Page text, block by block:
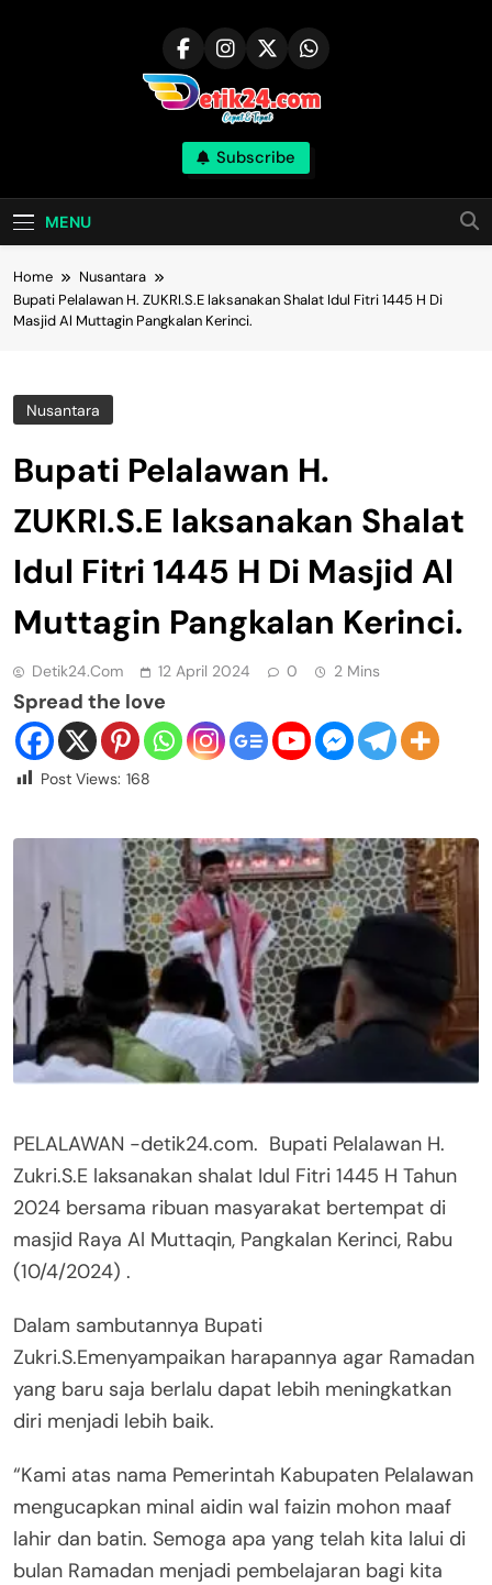
Subscribe
MENU
Home
Nusantara
Bupati Pelalawan H. ZUKRI.S.E laksanakan Shalat Idul Fitri 1445 H Di
Masjid Al Muttagin Pangkalan Kerinci.
Nusantara
Bupati Pelalawan H.
ZUKRI.S.E laksanakan Shalat
Idul Fitri 1445 H Di Masjid Al
Muttagin Pangkalan Kerinci.
Detik24.com 12 April 2024 0 2 Mins
Spread the love
Post Views: 168
PELALAWAN -detik24.com. Bupati Pelalawan H.
Zukri.S.E laksanakan shalat Idul Fitri 1445 H Tahun
2024 bersama ribuan masyarakat bertempat di
masjid Raya Al Muttaqin, Pangkalan Kerinci, Rabu
(10/4/2024) .
Dalam sambutannya Bupati
Zukri.S.Emenyampaikan harapannya agar Ramadan
yang baru saja berlalu dapat lebih meningkatkan
diri menjadi lebih baik.
“Kami atas nama Pemerintah Kabupaten Pelalawan
mengucapkan minal aidin wal faizin mohon maaf
lahir dan batin. Semoga apa yang telah kita lalui di
bulan Ramadan menjadi pembelajaran bagi kita